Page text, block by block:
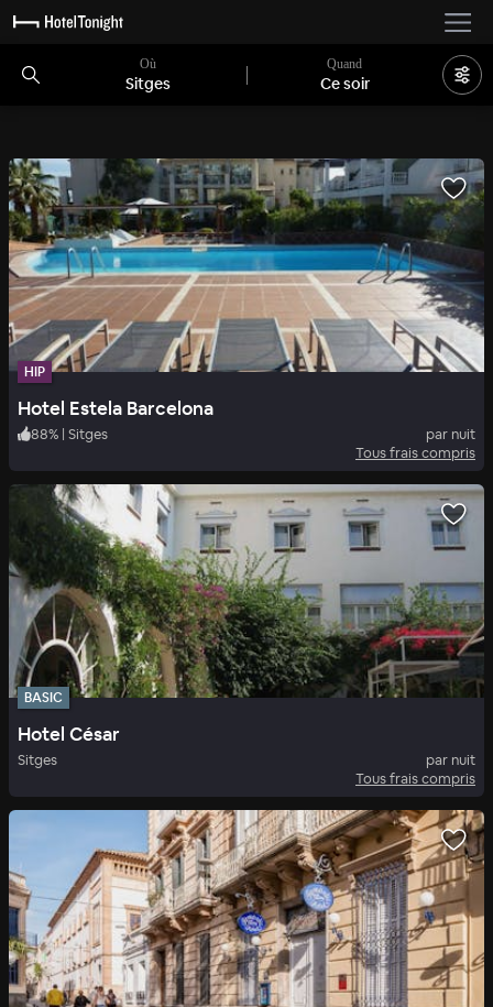
Où
Sitges
Quand
Ce soir
HIP
Hotel Estela Barcelona
88% | Sitges
par nuit
Tous frais compris
BASIC
Hotel César
Sitges
par nuit
Tous frais compris